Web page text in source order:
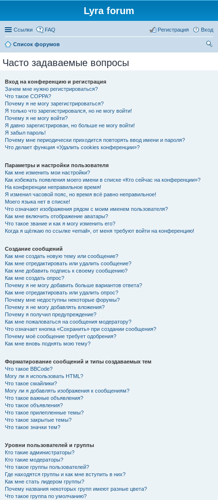
Lyra forum
Ссылки FAQ Вход
Регистрация
Список форумов
Часто задаваемые вопросы
Вход на конференцию и регистрация
Зачем мне нужно регистрироваться?
Что такое COPPA?
Почему я не могу зарегистрироваться?
Я только что зарегистрировался, но не могу войти!
Почему я не могу войти?
Я давно зарегистрирован, но больше не могу войти!
Я забыл пароль!
Почему мне периодически приходится повторять ввод имени и пароля?
Что делает функция «Удалить cookies конференции»?
Параметры и настройки пользователя
Как мне изменить мои настройки?
Как избежать появления моего имени в списке «Кто сейчас на конференции»?
На конференции неправильное время!
Я изменил часовой пояс, но время всё равно неправильное!
Моего языка нет в списке!
Что означают изображения рядом с моим именем пользователя?
Как мне включить отображение аватары?
Что такое звание и как я могу изменить его?
Когда я щёлкаю по ссылке «email», от меня требуют войти на конференцию!
Создание сообщений
Как мне создать новую тему или сообщение?
Как мне отредактировать или удалить сообщение?
Как мне добавить подпись к своему сообщению?
Как мне создать опрос?
Почему я не могу добавить больше вариантов ответа?
Как мне отредактировать или удалить опрос?
Почему мне недоступны некоторые форумы?
Почему я не могу добавлять вложения?
Почему я получил предупреждение?
Как мне пожаловаться на сообщения модератору?
Что означает кнопка «Сохранить» при создании сообщения?
Почему моё сообщение требует одобрения?
Как мне вновь поднять мою тему?
Форматирование сообщений и типы создаваемых тем
Что такое BBCode?
Могу ли я использовать HTML?
Что такое смайлики?
Могу ли я добавлять изображения к сообщениям?
Что такое важные объявления?
Что такое объявления?
Что такое прилепленные темы?
Что такое закрытые темы?
Что такое значки тем?
Уровни пользователей и группы
Кто такие администраторы?
Кто такие модераторы?
Что такое группы пользователей?
Где находятся группы и как мне вступить в них?
Как мне стать лидером группы?
Почему названия некоторых групп имеют разные цвета?
Что такое группа по умолчанию?